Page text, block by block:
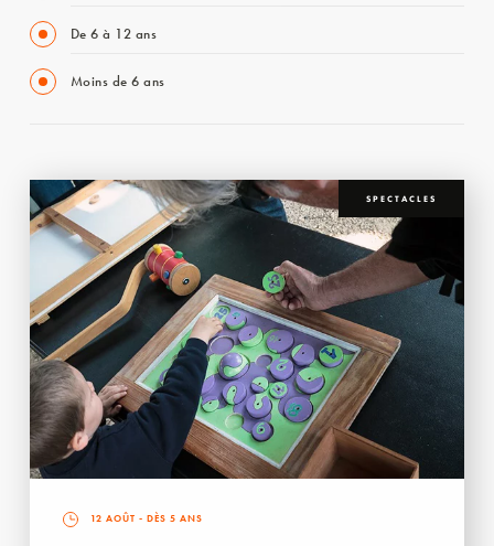
De 6 à 12 ans
Moins de 6 ans
SPECTACLES
12 AOÛT - DÈS 5 ANS